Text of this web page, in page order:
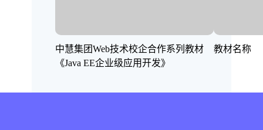
中慧集团Web技术校企合作系列教材
《Java EE企业级应用开发》
教材名称